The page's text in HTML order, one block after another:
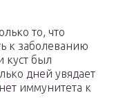
то, что
к заболеванию
куст был
дней увядает
иммунитета к